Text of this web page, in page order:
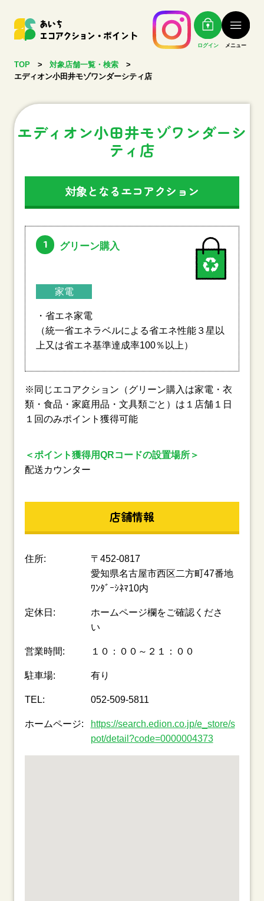
ログイン メニュー
TOP > 対象店舗一覧・検索
>
エディオン小田井モゾワンダーシティ店
エディオン小田井モゾワンダーシ
ティ店
対象となるエコアクション
1 グリーン購入
家電
・省エネ家電
（統一省エネラベルによる省エネ性能３星以
上又は省エネ基準達成率100％以上）
※同じエコアクション（グリーン購入は家電・衣
類・食品・家庭用品・文具類ごと）は１店舗１日
１回のみポイント獲得可能
＜ポイント獲得用QRコードの設置場所＞
配送カウンター
店舗情報
住所:
〒452-0817
愛知県名古屋市西区二方町47番地
ﾜﾝﾀﾞｰｼﾈﾏ10内
定休日:
ホームページ欄をご確認くださ
い
営業時間: １０：００～２１：００
駐車場: 有り
TEL: 052-509-5811
ホームページ:
https://search.edion.co.jp/e_store/s
pot/detail?code=0000004373